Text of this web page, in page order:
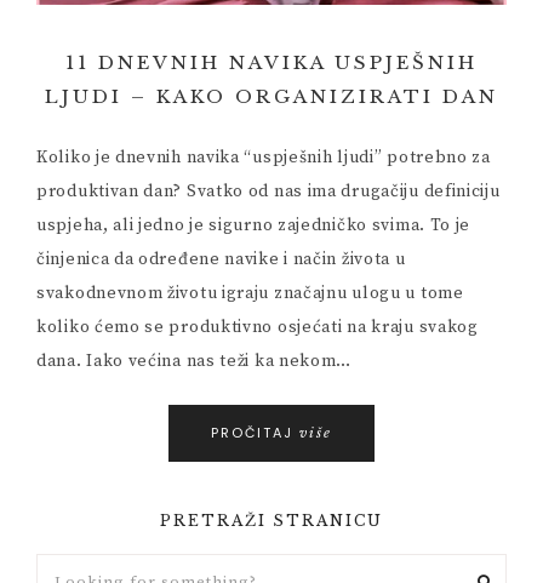
11 DNEVNIH NAVIKA USPJEŠNIH
LJUDI – KAKO ORGANIZIRATI DAN
Koliko je dnevnih navika “uspješnih ljudi” potrebno za
produktivan dan? Svatko od nas ima drugačiju definiciju
uspjeha, ali jedno je sigurno zajedničko svima. To je
činjenica da određene navike i način života u
svakodnevnom životu igraju značajnu ulogu u tome
koliko ćemo se produktivno osjećati na kraju svakog
dana. Iako većina nas teži ka nekom…
PROČITAJ više
PRETRAŽI STRANICU